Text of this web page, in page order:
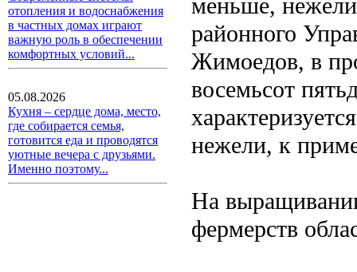
отопления и водоснабжения
в частных домах играют
важную роль в обеспечении
комфортных условий...
05.08.2026
Кухня – сердце дома, место,
где собирается семья,
готовится еда и проводятся
уютные вечера с друзьями.
Именно поэтому...
меньше,
районного
Жимоедов, в
восемьсот
нежели, к
На
фермерств